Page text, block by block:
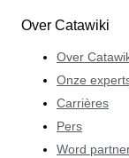
Over Catawiki
Over
Onze
Carrières
Pers
Word